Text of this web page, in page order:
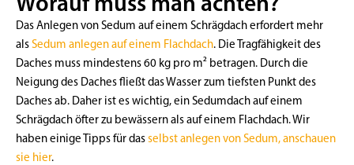
Das Anlegen von Sedum auf einem Schrägdach erfordert mehr
alsSedum anlegen auf einem Flachdach. Die Tragfähigkeit des
Daches muss mindestens 60 kg pro m² betragen. Durch die
Neigung des Daches fließt das Wasser zum tiefsten Punkt des
Daches ab. Daher ist es wichtig, ein Sedumdach auf einem
Schrägdach öfter zu bewässern als auf einem Flachdach. Wir
haben einige Tipps für dasselbst anlegen von Sedum, anschauen
sie hier.